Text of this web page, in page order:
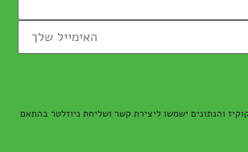
והנתונים ישמשו ליצירת קשר ושליחת ניוזלטר בהתאם